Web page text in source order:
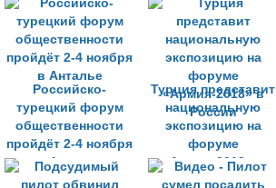
Российско-
турецкий форум
общественности
пройдёт 2-4 ноября
в Анталье
Турция представит
национальную
экспозицию на
форуме
«Армия-2018» в
России